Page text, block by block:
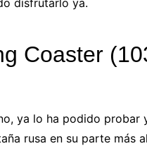
Coaster
ya lo ha podido probar
rusa en su parte más